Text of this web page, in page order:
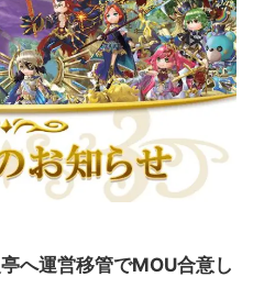
へ運営移管でMOU合意し